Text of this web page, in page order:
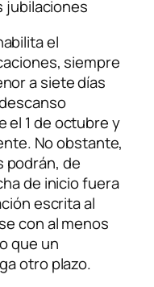
jubilaciones
el
siempre
a siete días
el 1 de octubre y
No obstante,
podrán, de
de inicio fuera
escrita al
con al menos
que un
otro plazo.